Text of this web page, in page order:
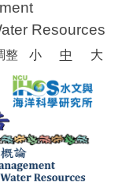
Resources
整 小 中 大